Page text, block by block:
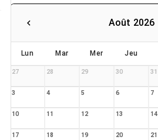
Août 2026
Lun Mar Mer Jeu
27 28 29 30 31
3 4 5 6 7
10 11 12 13 14
17 18 19 20 21